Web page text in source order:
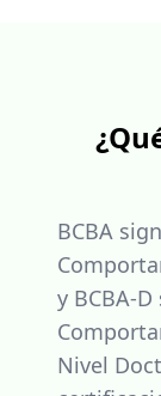
BCBA
y BCBA-
Nivel